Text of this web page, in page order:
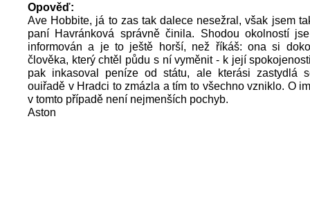
Opověď:
Ave Hobbite, já to zas tak dalece nesežral, však jsem
paní Havránková správně činila. Shodou okolností
informován a je to ještě horší, než říkáš: ona si
člověka, který chtěl půdu s ní vyměnit - k její
pak inkasoval peníze od státu, ale kterási zastydlá
ouiřadě v Hradci to zmázla a tím to všechno vzniklo. O
v tomto případě není nejmenších pochyb.
Aston